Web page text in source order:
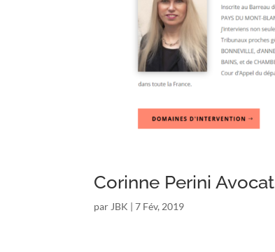
Corinne Perini Avocat
par JBK |7 Fév, 2019